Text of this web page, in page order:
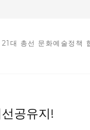
21대 총선 문화예술정책
공유지!